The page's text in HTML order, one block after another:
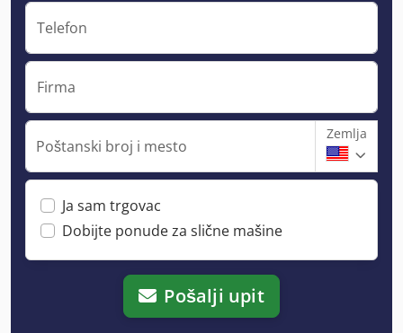
Telefon
Firma
Poštanski broj i mesto
Zemlja
Ja sam trgovac
Dobijte ponude za slične mašine
Pošalji upit